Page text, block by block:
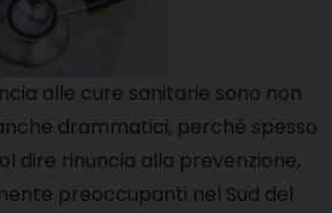
alle cure sanitarie sono non
drammatici, perché spesso
dire rinuncia alla prevenzione,
preoccupanti nel Sud del